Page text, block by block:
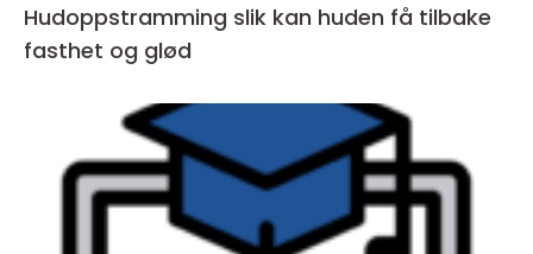
Hudoppstramming slik kan huden få tilbake
fasthet og glød